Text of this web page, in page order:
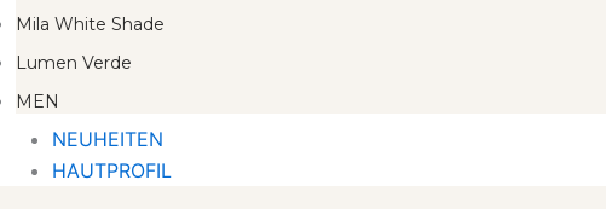
Mila White Shade
Lumen Verde
MEN
NEUHEITEN
HAUTPROFIL